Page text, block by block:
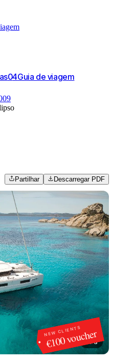
04Guia de viagem
Partilhar Descarregar PDF
NEW CLIENTS
€100 voucher
1 /8